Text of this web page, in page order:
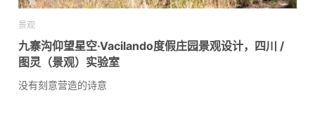
景观
九寨沟仰望星空·Vacilando度假庄园景观设计，四川 /
图灵（景观）实验室
没有刻意营造的诗意